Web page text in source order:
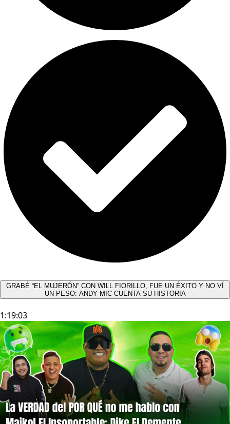
GRABÉ “EL MUJERÓN” CON WILL FIORILLO, FUE UN ÉXITO Y NO VÍ
UN PESO: ANDY MIC CUENTA SU HISTORIA
1:19:03